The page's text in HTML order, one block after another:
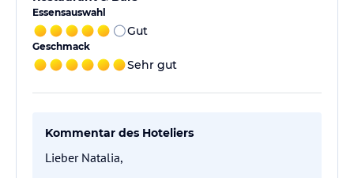
Essensauswahl
Gut
Geschmack
Sehr gut
Kommentar des Hoteliers
Lieber Natalia,